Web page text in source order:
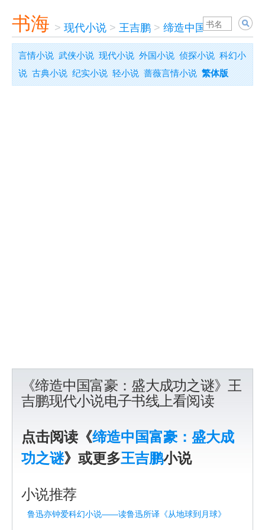
书海 > 现代小说 > 王吉鹏 > 缔造中国富豪：盛大
言情小说 武侠小说 现代小说 外国小说 侦探小说 科幻小
说 古典小说 纪实小说 轻小说 蔷薇言情小说 繁体版
《缔造中国富豪：盛大成功之谜》王
吉鹏现代小说电子书线上看阅读
点击阅读《缔造中国富豪：盛大成
功之谜》或更多王吉鹏小说
小说推荐
鲁迅亦钟爱科幻小说——读鲁迅所译《从地球到月球》